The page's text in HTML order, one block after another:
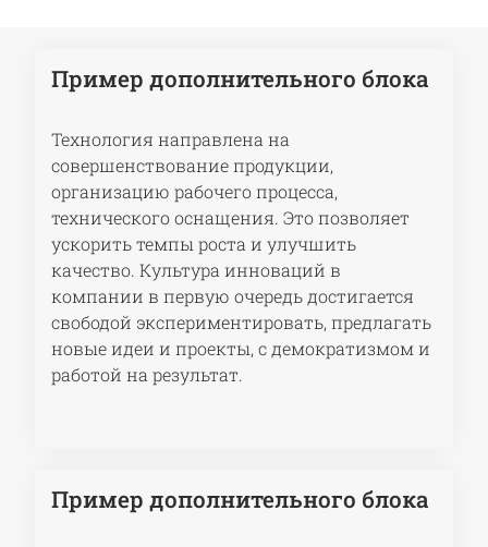
Пример дополнительного блока
Технология направлена на
совершенствование продукции,
организацию рабочего процесса,
технического оснащения. Это позволяет
ускорить темпы роста и улучшить
качество. Культура инноваций в
компании в первую очередь достигается
свободой экспериментировать, предлагать
новые идеи и проекты, с демократизмом и
работой на результат.
Пример дополнительного блока